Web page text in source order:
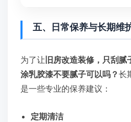
五、日常保养与长期维
为了让 旧房改造装修，只刮
涂乳胶漆不要腻子可以吗？长
是一些专业的保养建议：
定期清洁